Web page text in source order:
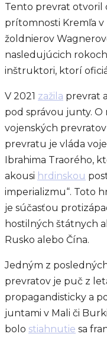
Tento prevrat otvoril
prítomnosti Kremľa v
žoldnierov
nasledujúcich rokoch
inštruktori, ktorí
V 2021 zažila prevrat
pod správou junty. O
vojenských
prevratu je vláda
Ibrahima Traorého,
akousi hrdinskou
imperializmu“. Toto
je súčasťou
hostilných štátnych
Rusko alebo Čína.
Jedným z
prevratov je puč z
propagandisticky a
juntami v Mali či
bolo stiahnutie sa